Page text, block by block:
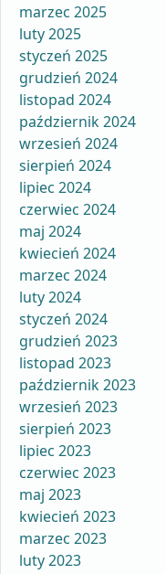
marzec 2025
luty 2025
styczeń 2025
grudzień 2024
listopad 2024
październik 2024
wrzesień 2024
sierpień 2024
lipiec 2024
czerwiec 2024
maj 2024
kwiecień 2024
marzec 2024
luty 2024
styczeń 2024
grudzień 2023
listopad 2023
październik 2023
wrzesień 2023
sierpień 2023
lipiec 2023
czerwiec 2023
maj 2023
kwiecień 2023
marzec 2023
luty 2023